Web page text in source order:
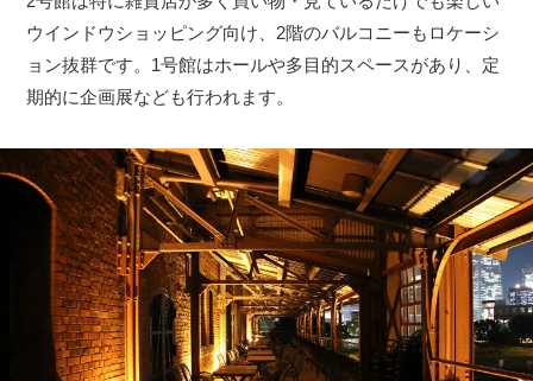
ウインドウショッピング向け、2階のバルコニーもロケーシ
ョン抜群です。1号館はホールや多目的スペースがあり、定
期的に企画展なども行われます。